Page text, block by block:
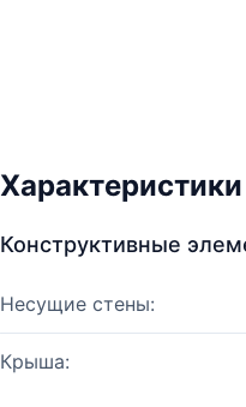
Характеристики
Конструктивные
Несущие стены:
Крыша: